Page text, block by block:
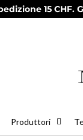
15 CHF.
Produttori